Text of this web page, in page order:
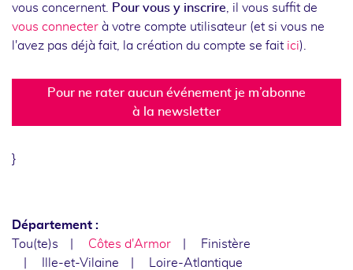
vous concernent.
Pour vous y inscrire , il vous suffit de
vous connecter à votre compte utilisateur (et si vous ne
l'avez pas déjà fait, la création du compte se fait ici).
Pour ne rater aucun événement je m’abonne
à la newsletter
}
Département :
Tou(te)s
Côtes d'Armor
Finistère
Ille-et-Vilaine
Loire-Atlantique